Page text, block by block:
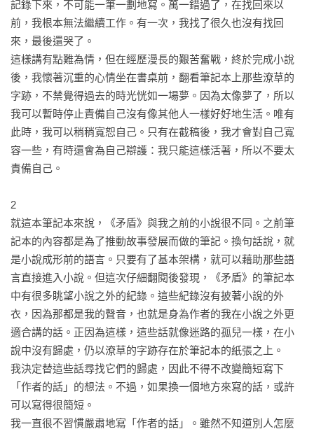
記錄下來，不可能一筆一劃地寫。萬一錯過了，在找回來以
前，我根本無法繼續工作。有一次，我找了很久也沒有找回
來，最後還哭了。
這樣講有點難為情，但在經歷漫長的艱苦奮戰，終於完成小說
後，我懷著沉重的心情坐在書桌前，翻看筆記本上那些潦草的
字跡，不禁覺得過去的時光恍如一場夢。因為太像夢了，所以
我可以暫時停止責備自己沒有像其他人一樣好好地生活。唯有
此時，我可以稍稍寬恕自己。只有在截稿後，我才會對自己寬
容一些，有時還會為自己辯護：我只能這樣活著，所以不要太
責備自己。
2
就這本筆記本來說，《矛盾》與我之前的小說很不同。之前筆
記本的內容都是為了推動故事發展而做的筆記。換句話說，就
是小說成形前的語言。只要有了基本架構，就可以藉助那些語
言直接進入小說。但這次仔細翻閱後發現，《矛盾》的筆記本
中有很多眺望小說之外的紀錄。這些紀錄沒有披著小說的外
衣，因為那都是我的聲音，也就是身為作者的我在小說之外更
適合講的話。正因為這樣，這些話就像迷路的孤兒一樣，在小
說中沒有歸處，仍以潦草的字跡存在於筆記本的紙張之上。
我決定替這些話尋找它們的歸處，因此不得不改變簡短寫下
「作者的話」的想法。不過，如果換一個地方來寫的話，或許
可以寫得很簡短。
我一直很不習慣嚴肅地寫「作者的話」。雖然不知道別人怎麼